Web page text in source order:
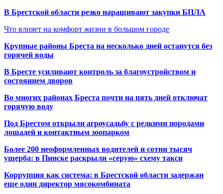
В Брестской области резко наращивают закупки БПЛА
Что влияет на комфорт жизни в большом городе
Крупные районы Бреста на несколько дней останутся без
горячей воды
В Бресте усиливают контроль за благоустройством и
состоянием дворов
Во многих районах Бреста почти на пять дней отключат
горячую воду
Под Брестом открыли агроусадьбу с редкими породами
лошадей и контактным зоопарком
Более 200 неоформленных водителей и сотни тысяч
ущерба: в Пинске раскрыли «серую» схему такси
Коррупция как система: в Брестской области задержан
еще один директор мясокомбината